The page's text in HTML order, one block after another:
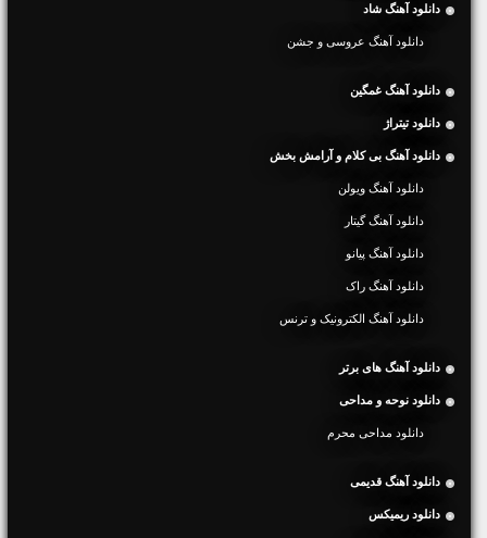
دانلود آهنگ شاد
دانلود آهنگ عروسی و جشن
دانلود آهنگ غمگین
دانلود تیتراژ
دانلود آهنگ بی کلام و آرامش بخش
دانلود آهنگ ویولن
دانلود آهنگ گیتار
دانلود آهنگ پیانو
دانلود آهنگ راک
دانلود آهنگ الکترونیک و ترنس
دانلود آهنگ های برتر
دانلود نوحه و مداحی
دانلود مداحی محرم
دانلود آهنگ قدیمی
دانلود ریمیکس